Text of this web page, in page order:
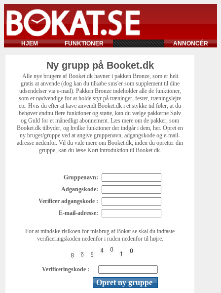
HJEM FUNKTIONER ANNONCÉR
Ny grupp på Booket.dk
Alle nye brugere af Booket.dk havner i pakken Bronze, som er helt
gratis at anvende (dog kan du tilkøbe sms'er som supplement til dine
udsendelser via e-mail). Pakken Bronze indeholder alle de funktioner,
som er nødvendige for at holde styr på træninger, fester, træningslejre
etc. Hvis du efter at have anvendt Booket.dk i et stykke tid føler, at du
behøver endnu flere funktioner og støtte, kan du vælge pakkerne Sølv
og Guld for et månedligt abonnement. Læs mere om de pakker, som
Booket.dk tilbyder, og hvilke funktioner der indgår i dem, her. Opret en
ny bruger/gruppe ved at angive gruppenavn, adgangskode og e-mail-
adresse nedenfor. Vil du vide mere om Booket.dk, inden du opretter din
gruppe, kan du læse Kort introduktion til Booket.dk.
Gruppenavn:
Adgangskode:
Verificer adgangskode :
E-mail-adresse:
For at mindske risikoen for misbrug af Bokat.se skal du indtaste
verificeringskoden nedenfor i ruden nedenfor til højre.
Verificeringskode :